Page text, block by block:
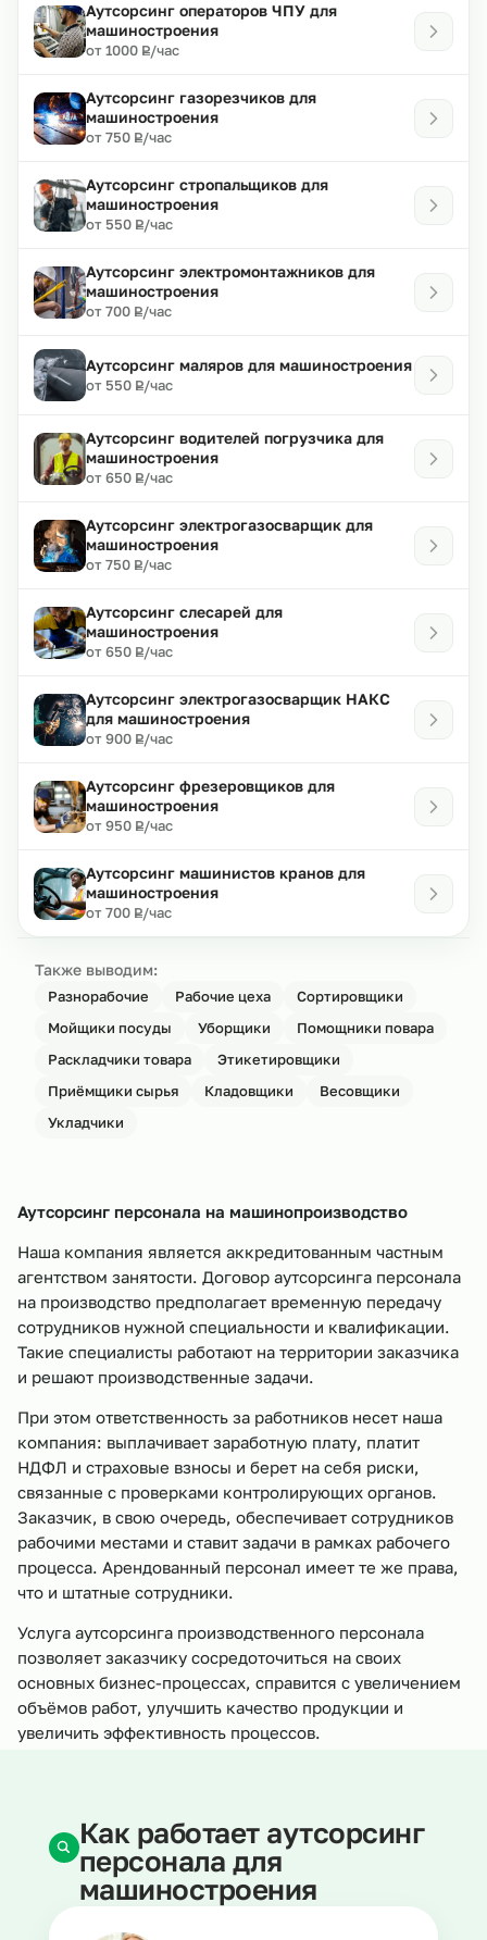
Аутсорсинг операторов ЧПУ для
машиностроения
от 1000 ₽
Р/час
Аутсорсинг газорезчиков для
машиностроения
от 750 ₽
Р/час
Аутсорсинг стропальщиков для
машиностроения
от 550 ₽
Р/час
Аутсорсинг электромонтажников для
машиностроения
от 700 ₽
Р/час
Аутсорсинг маляров для машиностроения
от 550 ₽
Р/час
Аутсорсинг водителей погрузчика для
машиностроения
от 650 ₽
Р/час
Аутсорсинг электрогазосварщик для
машиностроения
от 750 ₽
Р/час
Аутсорсинг слесарей для
машиностроения
от 650 ₽
Р/час
Аутсорсинг электрогазосварщик НАКС
для машиностроения
от 900 ₽
Р/час
Аутсорсинг фрезеровщиков для
машиностроения
от 950 ₽
Р/час
Аутсорсинг машинистов кранов для
машиностроения
от 700 ₽
Р/час
Также выводим:
Разнорабочие Рабочие цеха
Сортировщики
Мойщики посуды
Уборщики
Помощники повара
Раскладчики товара
Этикетировщики
Приёмщики сырья
Кладовщики
Весовщики
Укладчики
Аутсорсинг персонала на машинопроизводство
Наша компания является аккредитованным частным
агентством занятости. Договор аутсорсинга персонала
на производство предполагает временную передачу
сотрудников нужной специальности и квалификации.
Такие специалисты работают на территории заказчика
и решают производственные задачи.
При этом ответственность за работников несет наша
компания: выплачивает заработную плату, платит
НДФЛ и страховые взносы и берет на себя риски,
связанные с проверками контролирующих органов.
Заказчик, в свою очередь, обеспечивает сотрудников
рабочими местами и ставит задачи в рамках рабочего
процесса. Арендованный персонал имеет те же права,
что и штатные сотрудники.
Услуга аутсорсинга производственного персонала
позволяет заказчику сосредоточиться на своих
основных бизнес-процессах, справится с увеличением
объёмов работ, улучшить качество продукции и
увеличить эффективность процессов.
Как работает аутсорсинг
персонала для
машиностроения